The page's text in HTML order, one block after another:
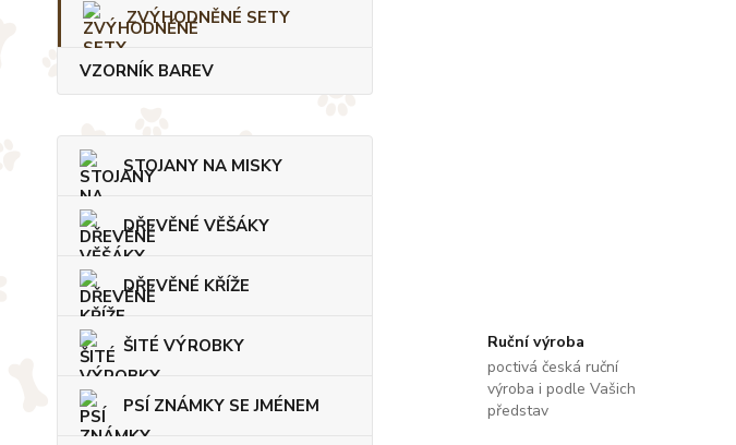
ZVÝHODNĚNÉ SETY
VZORNÍK BAREV
STOJANY NA MISKY
DŘEVĚNÉ VĚŠÁKY
DŘEVĚNÉ KŘÍŽE
ŠITÉ VÝROBKY
PSÍ ZNÁMKY SE JMÉNEM
Ruční výroba
poctivá česká ruční
výroba i podle Vašich
představ